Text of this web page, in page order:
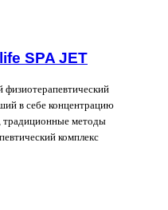
SPA JET
физиотерапевтический
в себе концентрацию
традиционные методы
комплекс